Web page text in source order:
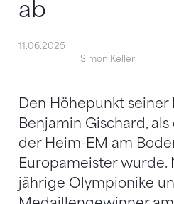
ab
11.06.2025
Simon Keller
Den Höhepunkt
Benjamin Gischard, als
der Heim-EM am
Europameister wurde.
jährige Olympionike